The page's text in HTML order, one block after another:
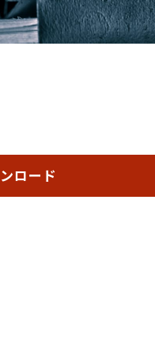
ロード